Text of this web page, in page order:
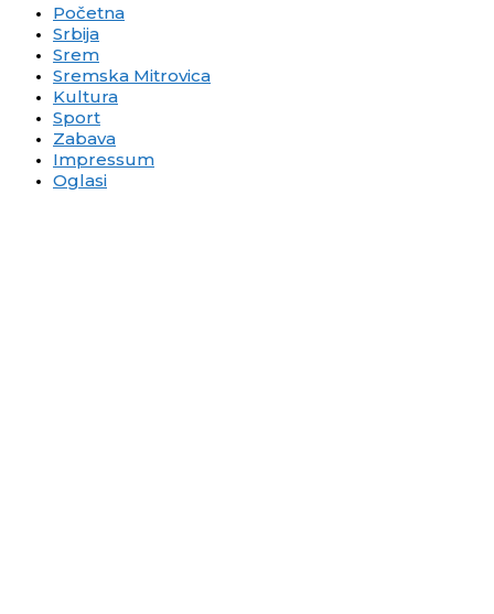
Početna
Srbija
Srem
Sremska Mitrovica
Kultura
Sport
Zabava
Impressum
Oglasi